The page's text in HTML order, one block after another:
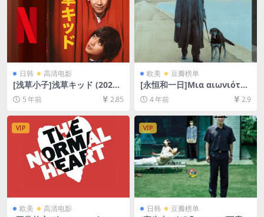
日韩 高清电影
[浅草小子]浅草キッド (2021)
[百度网盘+迅雷云盘资源1080
P超清未删减][MP4/8.0GB][日
语中字]
5 年前 2.85
欧美 豆瓣榜单
[永恒和一日]Μια αιωνιότητ
α και μια μερα (1998)[百度
网盘+夸克网盘+迅雷云盘资源
1080P超清未删减][MP4/8.5G
B][中文字幕]
4 年前 2.9
VIP
欧美 高清电影
VIP
日韩 豆瓣榜单